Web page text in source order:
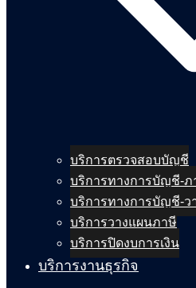
บริการตรวจสอบบัญชี
บริการทางการบัญชี-ภ
บริการทางการบัญชี-ว
บริการวางแผนภาษี
บริการปิดงบการเงิน
บริการงานธุรกิจ